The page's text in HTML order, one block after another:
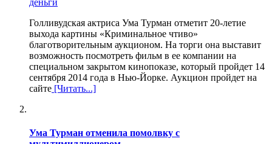
Голливудская актриса Ума Турман отметит 20-летие
выхода картины «Криминальное чтиво»
благотворительным аукционом. На торги она выставит
возможность посмотреть фильм в ее компании на
специальном закрытом кинопоказе, который пройдет 14
сентября 2014 года в Нью-Йорке. Аукцион пройдет на
сайте [Читать...]
Ума Турман отменила помолвку с